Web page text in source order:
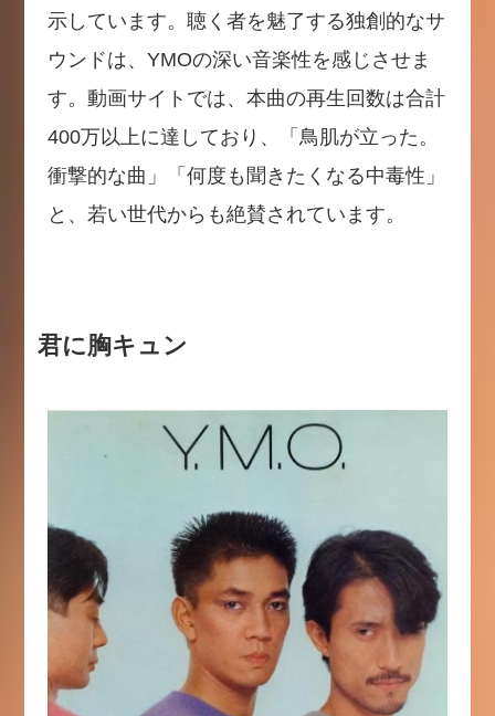
示しています。聴く者を魅了する独創的なサ
ウンドは、YMOの深い音楽性を感じさせま
す。動画サイトでは、本曲の再生回数は合計
400万以上に達しており、「鳥肌が立った。
衝撃的な曲」「何度も聞きたくなる中毒性」
と、若い世代からも絶賛されています。
君に胸キュン